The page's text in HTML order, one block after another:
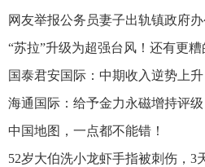
网友举报公务员妻子出轨镇政府
“苏拉”升级为超强台风！还有更
海通国际：给予金力永磁增持评
中国地图，一点都不能错！
52岁大伯洗小龙虾手指被刺伤，3